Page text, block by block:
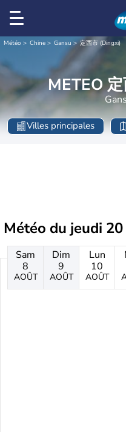
Météo Chine Gansu 定西市 (Dingxi)
METEO
Villes principales
Météo du jeudi
Sam
8
AOÛT
Dim
9
AOÛT
Lun
10
AOÛT